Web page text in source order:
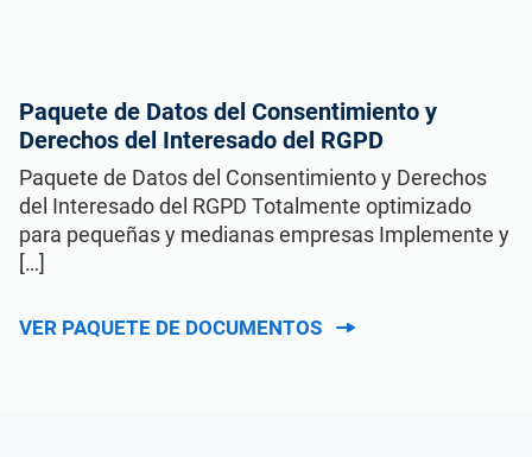
Paquete de Datos del Consentimiento y
Derechos del Interesado del RGPD
Paquete de Datos del Consentimiento y Derechos
del Interesado del RGPD Totalmente optimizado
para pequeñas y medianas empresas Implemente y
[…]
VER PAQUETE DE DOCUMENTOS